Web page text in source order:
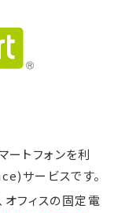
トフォンを利
サービスです。
オフィスの固定電